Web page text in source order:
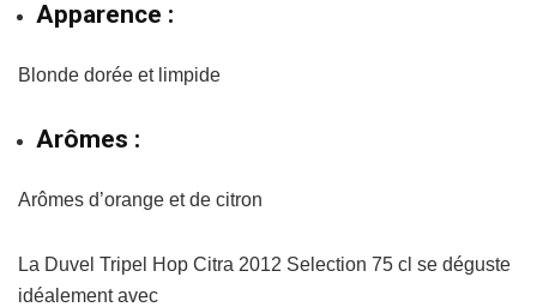
Apparence :
Blonde dorée et limpide
Arômes :
Arômes d’orange et de citron
La Duvel Tripel Hop Citra 2012 Selection 75 cl se déguste
idéalement avec